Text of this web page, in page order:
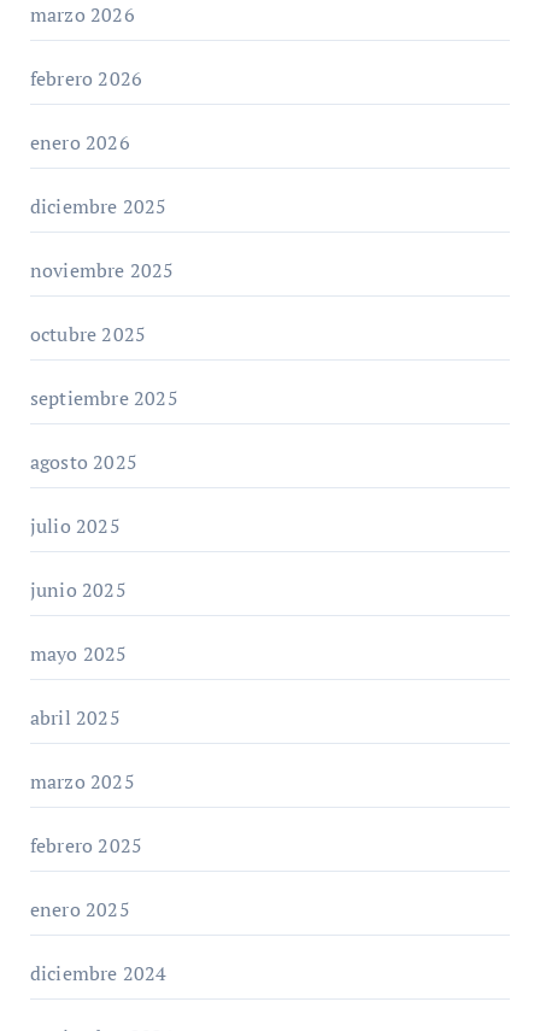
marzo 2026
febrero 2026
enero 2026
diciembre 2025
noviembre 2025
octubre 2025
septiembre 2025
agosto 2025
julio 2025
junio 2025
mayo 2025
abril 2025
marzo 2025
febrero 2025
enero 2025
diciembre 2024